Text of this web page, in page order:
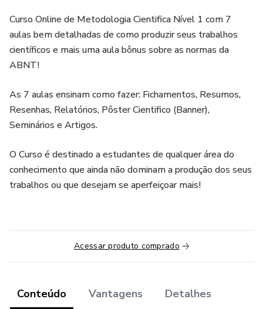
Curso Online de Metodologia Cientifica Nível 1 com 7
aulas bem detalhadas de como produzir seus trabalhos
científicos e mais uma aula bônus sobre as normas da
ABNT!
As 7 aulas ensinam como fazer: Fichamentos, Resumos,
Resenhas, Relatórios, Pôster Cientifico (Banner),
Seminários e Artigos.
O Curso é destinado a estudantes de qualquer área do
conhecimento que ainda não dominam a produção dos seus
trabalhos ou que desejam se aperfeiçoar mais!
Acessar produto comprado
Conteúdo Vantagens Detalhes